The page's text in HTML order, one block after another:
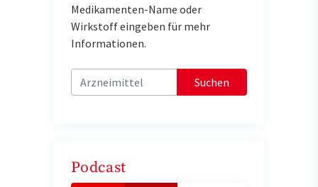
Medikamenten-Name oder
Wirkstoff eingeben für mehr
Informationen.
Suchen
Podcast